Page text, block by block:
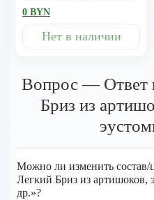
0 BYN
Нет в наличии
Вопрос — Ответ
Бриз из
Можно ли изменить состав/
Легкий Бриз из артишоков,
др.»?